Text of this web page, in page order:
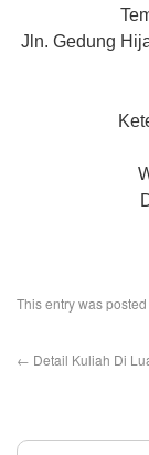
Jln. Gedung
This entry was posted
← Detail Kuliah Di